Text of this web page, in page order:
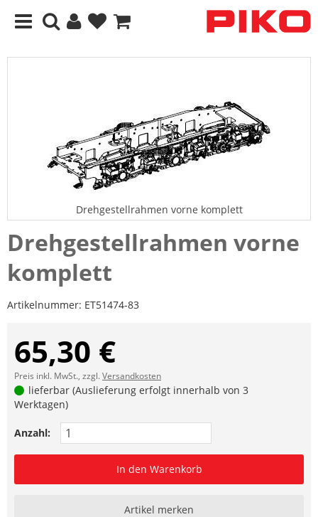
Drehgestellrahmen vorne komplett
Drehgestellrahmen vorne
komplett
Artikelnummer: ET51474-83
65,30 €
Preis inkl. MwSt., zzgl.Versandkosten
lieferbar (Auslieferung erfolgt innerhalb von 3
Werktagen)
Anzahl:
In den Warenkorb
Artikel merken